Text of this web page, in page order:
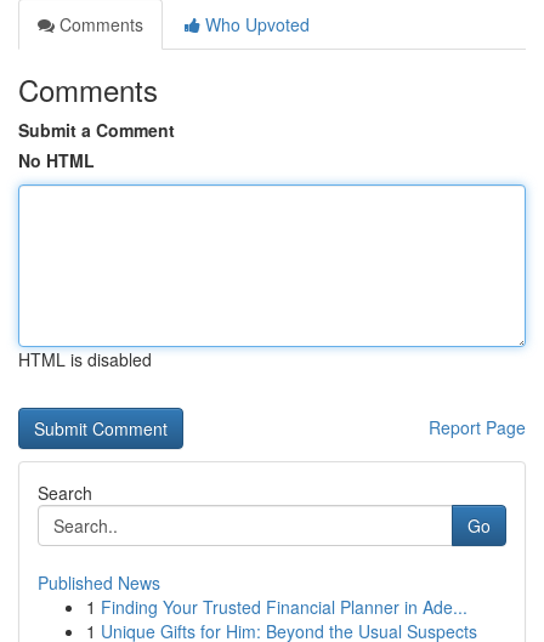
Comments
Who Upvoted
Comments
Submit a Comment
No HTML
HTML is disabled
Report Page
Search
Go
Published News
1 Finding Your Trusted Financial Planner in Ade...
1 Unique Gifts for Him: Beyond the Usual Suspects